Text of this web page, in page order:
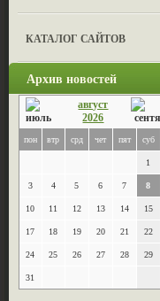
КАТАЛОГ САЙТОВ
Архив новостей
август
2026
пон втр срд чет пят суб
1
3 4 5 6 7 8
10 11 12 13 14 15
17 18 19 20 21 22
24 25 26 27 28 29
31